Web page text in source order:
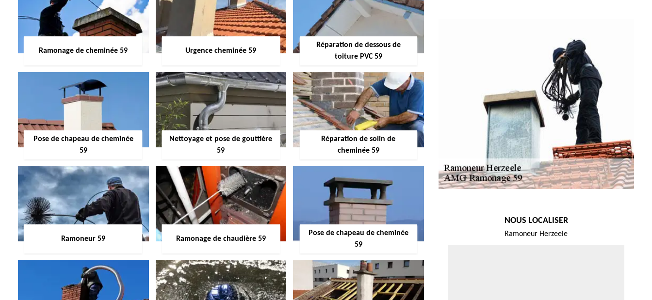
Ramonage de cheminée 59 Urgence cheminée 59
Réparation de dessous de
toiture PVC 59
Pose de chapeau de cheminée
59
Nettoyage et pose de gouttière
59
Réparation de solin de
cheminée 59
Ramoneur 59 Ramonage de chaudière 59
Pose de chapeau de cheminée
59
NOUS LOCALISER
Ramoneur Herzeele